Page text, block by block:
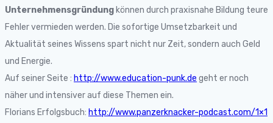
Unternehmensgründung können durch praxisnahe Bildung teure
Fehler vermieden werden. Die sofortige Umsetzbarkeit und
Aktualität seines Wissens spart nicht nur Zeit, sondern auch Geld
und Energie.
Auf seiner Seite : http://www.education-punk.de geht er noch
näher und intensiver auf diese Themen ein.
Florians Erfolgsbuch: http://www.panzerknacker-podcast.com/1×1